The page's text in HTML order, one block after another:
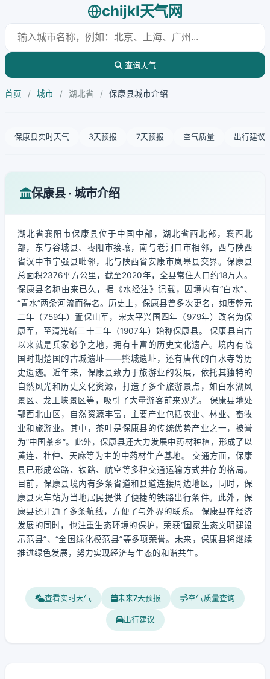
chijkl天气网
查询天气
首页 / 城市 / 湖北省 / 保康县城市介绍
保康县实时天气 3天预报 7天预报 空气质量 出行建议
保康县 · 城市介绍
湖北省襄阳市保康县位于中国中部，湖北省西北部，襄西北
部，东与谷城县、枣阳市接壤，南与老河口市相邻，西与陕西
省汉中市宁强县毗邻，北与陕西省安康市岚皋县交界。保康县
总面积2376平方公里，截至2020年，全县常住人口约18万人。
保康县名称由来已久，据《水经注》记载，因境内有“白水”、
“青水”两条河流而得名。历史上，保康县曾多次更名，如唐乾元
二年（759年）置保山军，宋太平兴国四年（979年）改名为保
康军，至清光绪三十三年（1907年）始称保康县。 保康县自古
以来就是兵家必争之地，拥有丰富的历史文化遗产。境内有战
国时期楚国的古城遗址——熊城遗址，还有唐代的白水寺等历
史遗迹。近年来，保康县致力于旅游业的发展，依托其独特的
自然风光和历史文化资源，打造了多个旅游景点，如白水湖风
景区、龙王峡景区等，吸引了大量游客前来观光。 保康县地处
鄂西北山区，自然资源丰富，主要产业包括农业、林业、畜牧
业和旅游业。其中，茶叶是保康县的传统优势产业之一，被誉
为“中国茶乡”。此外，保康县还大力发展中药材种植，形成了以
黄连、杜仲、天麻等为主的中药材生产基地。 交通方面，保康
县已形成公路、铁路、航空等多种交通运输方式并存的格局。
目前，保康县境内有多条省道和县道连接周边地区，同时，保
康县火车站为当地居民提供了便捷的铁路出行条件。此外，保
康县还开通了多条航线，方便了与外界的联系。 保康县在经济
发展的同时，也注重生态环境的保护，荣获“国家生态文明建设
示范县”、“全国绿化模范县”等多项荣誉。未来，保康县将继续
推进绿色发展，努力实现经济与生态的和谐共生。
查看实时天气 未来7天预报 空气质量查询
出行建议